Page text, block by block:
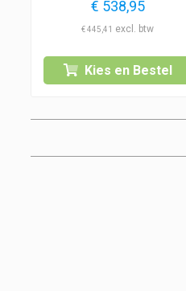
€ 538,95
€445,41
Kies en Bestel